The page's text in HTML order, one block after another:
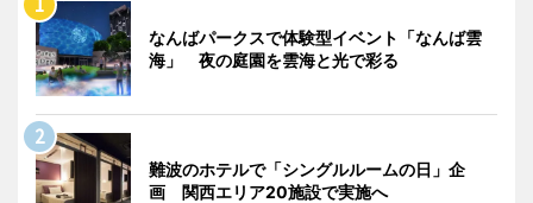
なんばパークスで体験型イベント「なんば雲
海」 夜の庭園を雲海と光で彩る
難波のホテルで「シングルルームの日」企
画 関西エリア20施設で実施へ